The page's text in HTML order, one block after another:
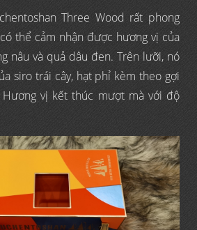
Three Wood rất phong
thể cảm nhận được hương vị của
nâu và quả dâu đen. Trên lưỡi, nó
siro trái cây, hạt phỉ kèm theo gợi
vị kết thúc mượt mà với độ